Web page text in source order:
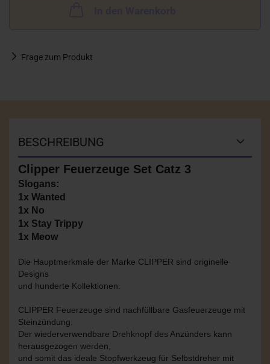
Frage zum Produkt
BESCHREIBUNG
Clipper Feuerzeuge Set Catz 3
Slogans:
1x Wanted
1x No
1x Stay Trippy
1x Meow
Die Hauptmerkmale der Marke CLIPPER sind originelle
Designs
und hunderte Kollektionen.
CLIPPER Feuerzeuge sind nachfüllbare Gasfeuerzeuge mit
Steinzündung.
Der wiederverwendbare Drehknopf des Anzünders kann
herausgezogen werden,
und somit das ideale Stopfwerkzeug für Selbstdreher mit